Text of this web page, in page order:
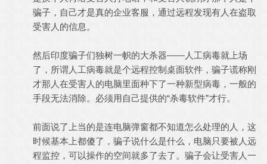
骗子，自己才是真的企业客服，通过远程发现有人在盗取
受害人的信息。
然后印度骗子们独树一帜的大杀器——人工病毒就上场
了，所谓人工病毒就是个远程控制桌面软件，骗子谎称刚
才那人在受害人的电脑里面种下了一种新型病毒，一般的
手段无法消除。必须用自己提供的“杀毒软件”才行。
前面说了上当的是连电脑弹窗都不知道怎么处理的人，这
时候基本上都傻了，骗子说什么是什么，电脑只要被人远
程监控，可以操作的空间就多了去了。骗子会让受害人一